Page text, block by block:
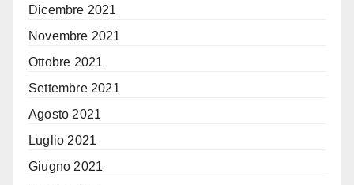
Dicembre 2021
Novembre 2021
Ottobre 2021
Settembre 2021
Agosto 2021
Luglio 2021
Giugno 2021